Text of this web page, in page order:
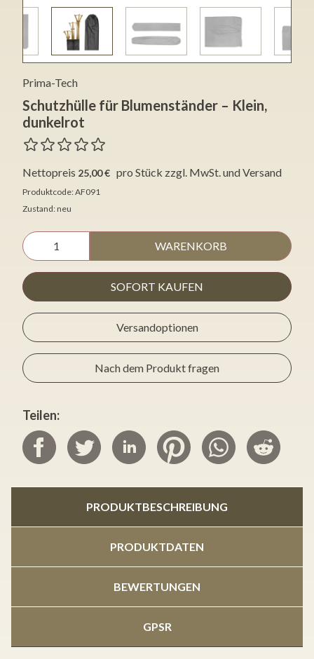
Prima-Tech
Schutzhülle für Blumenständer – Klein,
dunkelrot
Nettopreis 25,00 € pro Stück zzgl. MwSt. und Versand
Produktcode: AF091
Zustand: neu
WARENKORB
SOFORT KAUFEN
Versandoptionen
Nach dem Produkt fragen
Teilen:
PRODUKTBESCHREIBUNG
PRODUKTDATEN
BEWERTUNGEN
GPSR